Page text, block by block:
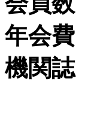
年会費
機関誌
ウイ